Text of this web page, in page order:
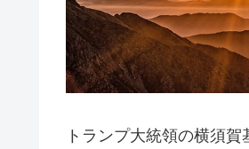
トランプ大統領の横須